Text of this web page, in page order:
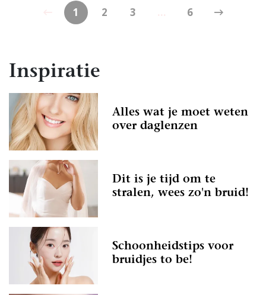
1 2 3 6
Inspiratie
Alles wat je moet weten
over daglenzen
Dit is je tijd om te
stralen, wees zo'n bruid!
Schoonheidstips voor
bruidjes to be!